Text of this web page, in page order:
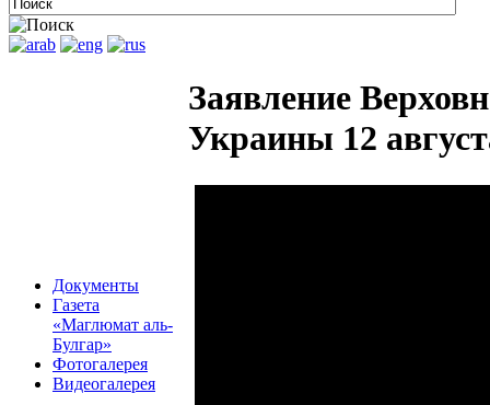
Документы
Газета
«Маглюмат аль-
Булгар»
Фотогалерея
Видеогалерея
Заявление
Украины 12